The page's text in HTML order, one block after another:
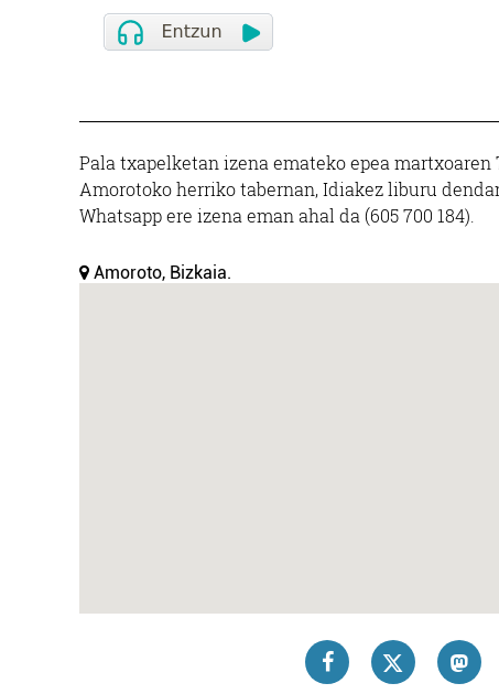
Pala txapelketan izena emateko epea
Amorotoko herriko tabernan, Idiakez liburu
Whatsapp ere izena eman ahal da (605 700 184).
Amoroto, Bizkaia.